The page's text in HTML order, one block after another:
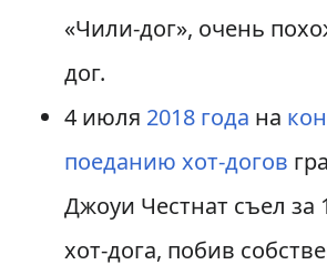
«Чили-дог», очень
дог.
4 июля 2018 года на
поеданию хот-догов
Джоуи Честнат съел за
хот-дога, побив